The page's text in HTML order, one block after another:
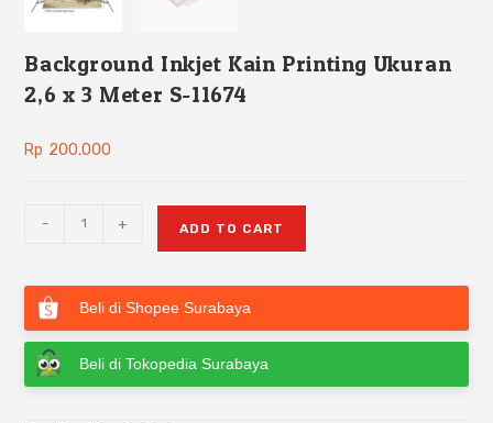
Background Inkjet Kain Printing Ukuran
2,6 x 3 Meter S-11674
Rp 200.000
- + ADD TO CART
Beli di Shopee Surabaya
Beli di Tokopedia Surabaya